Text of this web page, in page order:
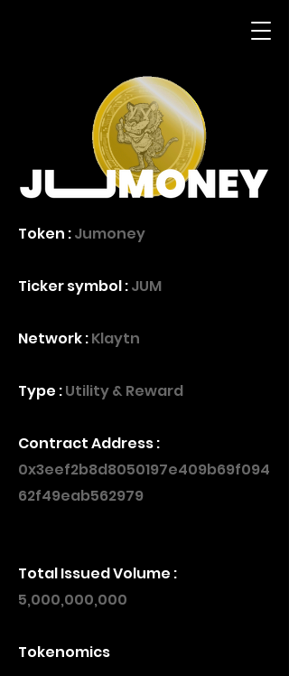
Token :Jumoney
Ticker symbol :JUM
Network :Klaytn
Type :Utility & Reward
Contract Address :
0x3eef2b8d8050197e409b69f094
62f49eab562979
Total Issued Volume :
5,000,000,000
Tokenomics